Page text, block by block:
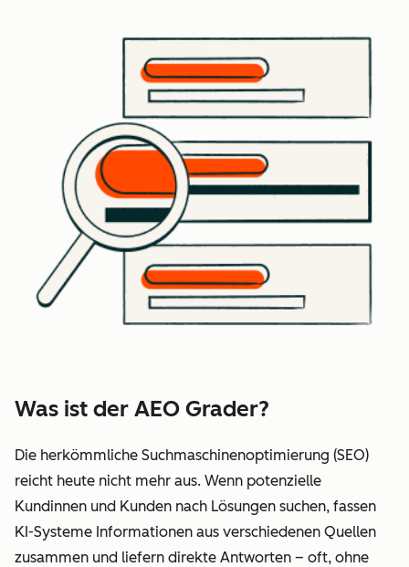
Was ist der AEO Grader?
Die herkömmliche Suchmaschinenoptimierung (SEO)
reicht heute nicht mehr aus. Wenn potenzielle
Kundinnen und Kunden nach Lösungen suchen, fassen
KI-Systeme Informationen aus verschiedenen Quellen
zusammen und liefern direkte Antworten – oft, ohne